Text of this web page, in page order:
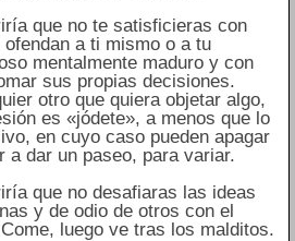
que no te satisficieras con
a ti mismo o a tu
mentalmente maduro y con
sus propias decisiones.
otro que quiera objetar algo,
es «jódete», a menos que lo
en cuyo caso pueden apagar
a dar un paseo, para variar.
que no desafiaras las ideas
y de odio de otros con el
luego ve tras los malditos.